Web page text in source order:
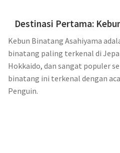
Destinasi Pertama:
Kebun Binatang Asahiyama
binatang paling terkenal di
Hokkaido, dan sangat populer
binatang ini terkenal dengan
Penguin.